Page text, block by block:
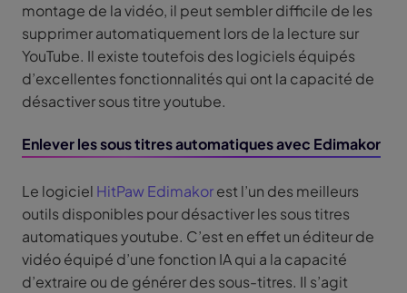
montage de la vidéo, il peut sembler difficile de les
supprimer automatiquement lors de la lecture sur
YouTube. Il existe toutefois des logiciels équipés
d’excellentes fonctionnalités qui ont la capacité de
désactiver sous titre youtube.
Enlever les sous titres automatiques avec Edimakor
Le logiciel HitPaw Edimakorest l’un des meilleurs
outils disponibles pour désactiver les sous titres
automatiques youtube. C’est en effet un éditeur de
vidéo équipé d’une fonction IA qui a la capacité
d’extraire ou de générer des sous-titres. Il s’agit